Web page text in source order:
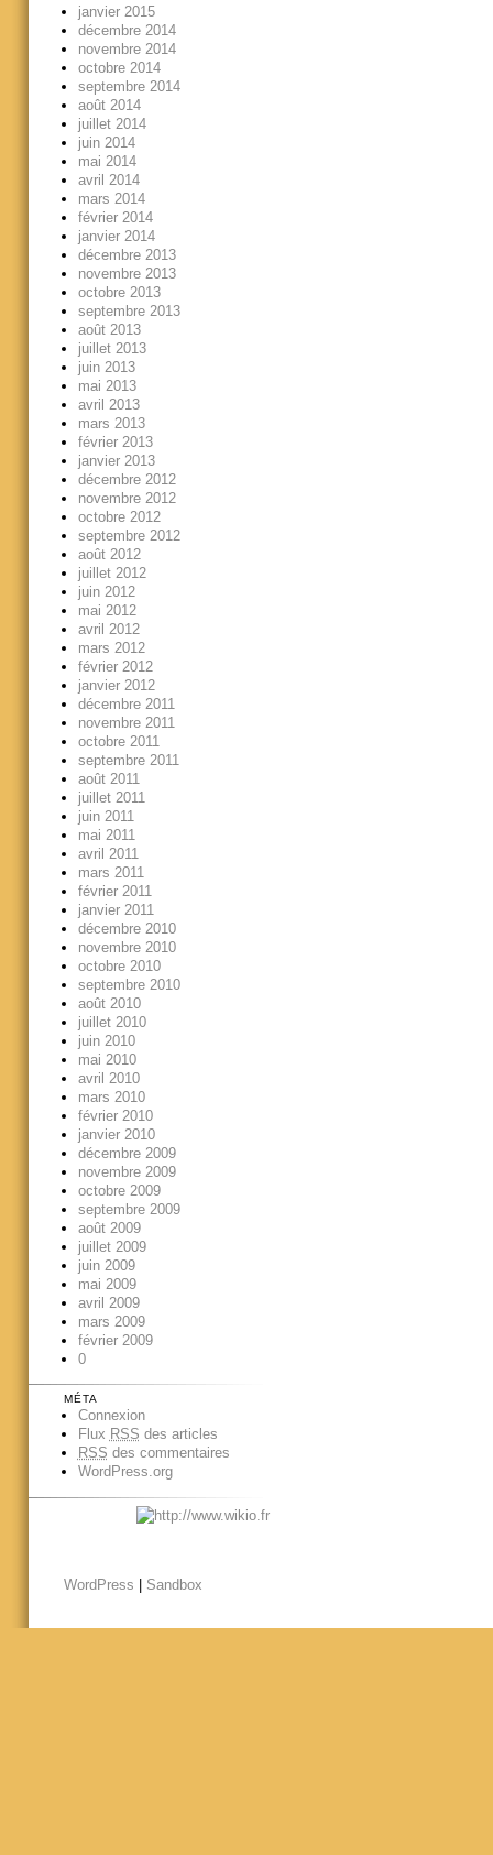
janvier 2015
décembre 2014
novembre 2014
octobre 2014
septembre 2014
août 2014
juillet 2014
juin 2014
mai 2014
avril 2014
mars 2014
février 2014
janvier 2014
décembre 2013
novembre 2013
octobre 2013
septembre 2013
août 2013
juillet 2013
juin 2013
mai 2013
avril 2013
mars 2013
février 2013
janvier 2013
décembre 2012
novembre 2012
octobre 2012
septembre 2012
août 2012
juillet 2012
juin 2012
mai 2012
avril 2012
mars 2012
février 2012
janvier 2012
décembre 2011
novembre 2011
octobre 2011
septembre 2011
août 2011
juillet 2011
juin 2011
mai 2011
avril 2011
mars 2011
février 2011
janvier 2011
décembre 2010
novembre 2010
octobre 2010
septembre 2010
août 2010
juillet 2010
juin 2010
mai 2010
avril 2010
mars 2010
février 2010
janvier 2010
décembre 2009
novembre 2009
octobre 2009
septembre 2009
août 2009
juillet 2009
juin 2009
mai 2009
avril 2009
mars 2009
février 2009
0
MÉTA
Connexion
Flux RSS des articles
RSS des commentaires
WordPress.org
WordPress Sandbox